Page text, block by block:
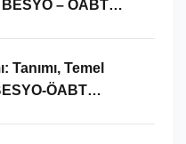
– ÖABT
Tanımı, Temel
ÖABT